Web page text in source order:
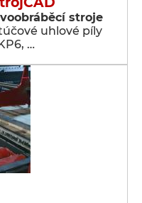
stroje
uhlové píly
…